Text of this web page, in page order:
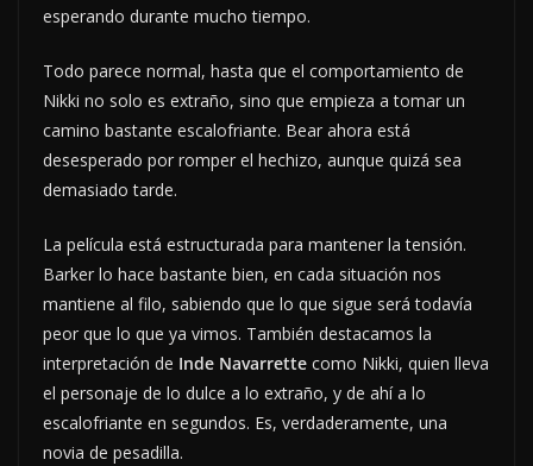
esperando durante mucho tiempo.
Todo parece normal, hasta que el comportamiento de
Nikki no solo es extraño, sino que empieza a tomar un
camino bastante escalofriante. Bear ahora está
desesperado por romper el hechizo, aunque quizá sea
demasiado tarde.
La película está estructurada para mantener la tensión.
Barker lo hace bastante bien, en cada situación nos
mantiene al filo, sabiendo que lo que sigue será todavía
peor que lo que ya vimos. También destacamos la
interpretación de Inde Navarrette como Nikki, quien lleva
el personaje de lo dulce a lo extraño, y de ahí a lo
escalofriante en segundos. Es, verdaderamente, una
novia de pesadilla.